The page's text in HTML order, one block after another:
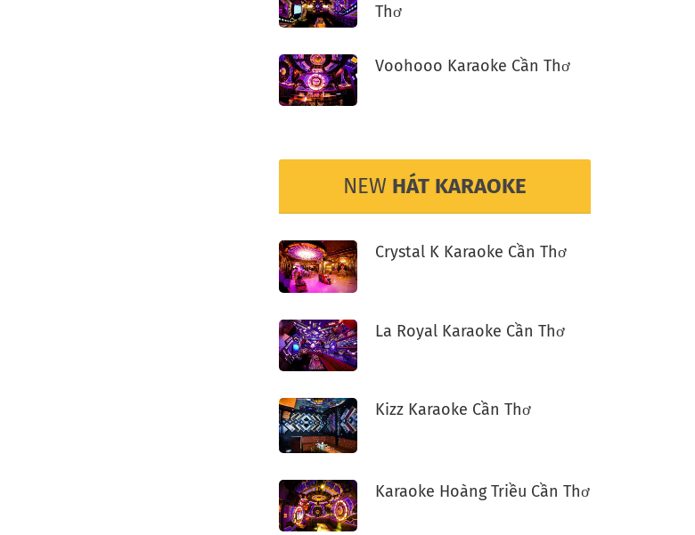
Thơ
Voohooo Karaoke Cần Thơ
NEW HÁT KARAOKE
Crystal K Karaoke Cần Thơ
La Royal Karaoke Cần Thơ
Kizz Karaoke Cần Thơ
Karaoke Hoàng Triều Cần Thơ